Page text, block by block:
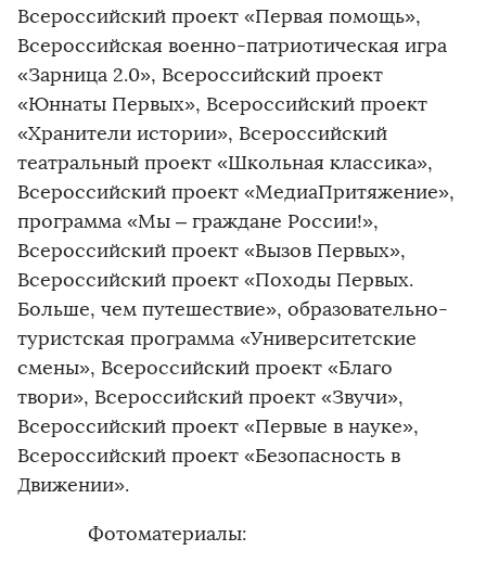
Всероссийский проект «Первая помощь»,
Всероссийская военно-патриотическая игра
«Зарница 2.0», Всероссийский проект
«Юннаты Первых», Всероссийский проект
«Хранители истории», Всероссийский
театральный проект «Школьная классика»,
Всероссийский проект «МедиаПритяжение»,
программа «Мы – граждане России!»,
Всероссийский проект «Вызов Первых»,
Всероссийский проект «Походы Первых.
Больше, чем путешествие», образовательно-
туристская программа «Университетские
смены», Всероссийский проект «Благо
твори», Всероссийский проект «Звучи»,
Всероссийский проект «Первые в науке»,
Всероссийский проект «Безопасность в
Движении».
Фотоматериалы: